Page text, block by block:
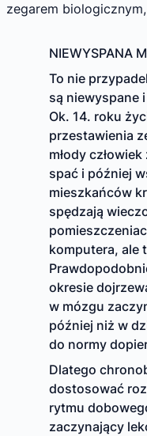
zegarem
NIEWYSPANA
To nie
są niewyspane
Ok. 14. roku
przestawienia
młody
spać i później
mieszkańców
spędzają
komputera, ale
okresie
w mózgu
później niż w
do normy
Dlatego
dostosować
rytmu
zaczynający